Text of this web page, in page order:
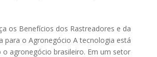
os Benefícios dos Rastreadores e da
para o Agronegócio A tecnologia está
agronegócio brasileiro. Em um setor